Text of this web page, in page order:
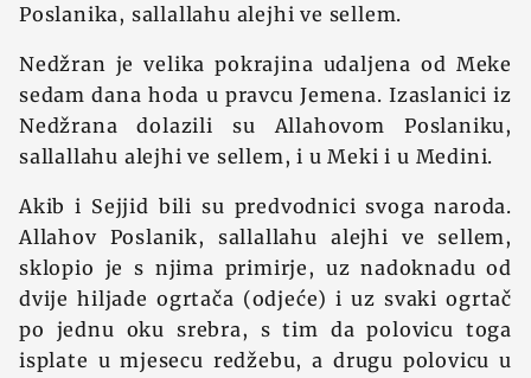
Poslanika, sallallahu alejhi ve sellem.
Nedžran je velika pokrajina udaljena od Meke
sedam dana hoda u pravcu Jemena. Izaslanici iz
Nedžrana dolazili su Allahovom Poslaniku,
sallallahu alejhi ve sellem, i u Meki i u Medini.
Akib i Sejjid bili su predvodnici svoga naroda.
Allahov Poslanik, sallallahu alejhi ve sellem,
sklopio je s njima primirje, uz nadoknadu od
dvije hiljade ogrtača (odjeće) i uz svaki ogrtač
po jednu oku srebra, s tim da polovicu toga
isplate u mjesecu redžebu, a drugu polovicu u